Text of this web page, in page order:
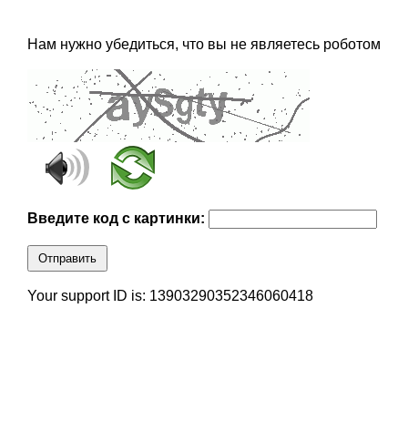
Нам нужно убедиться, что вы не являетесь роботом
Введите код с картинки:
Отправить
Your support ID is: 13903290352346060418